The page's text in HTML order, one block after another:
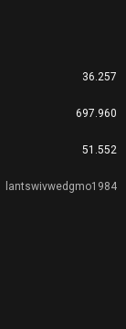
36.257
697.960
51.552
lantswivwedgmo1984